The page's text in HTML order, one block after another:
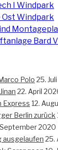
I Windpark
Ost Windpark
Bard
Polo 25.
22. April
Express 12.
Berlin zurück
2020
ausgelaufen 25.